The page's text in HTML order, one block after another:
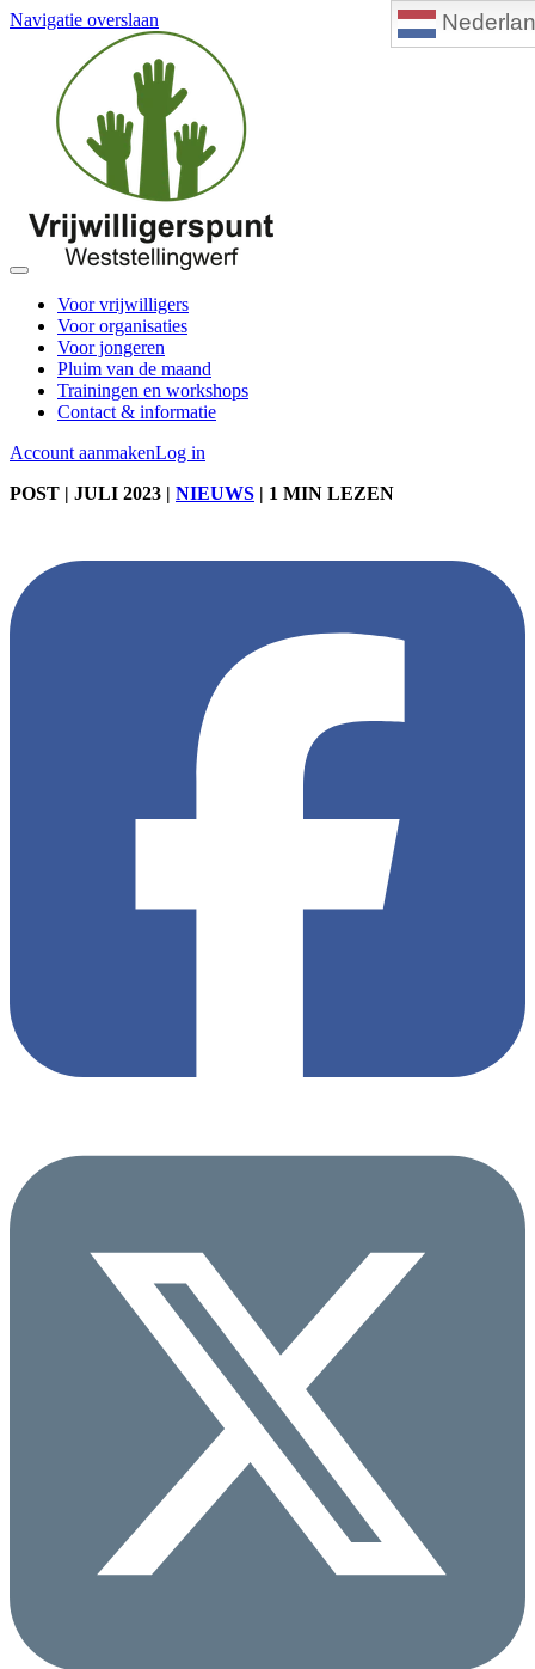
Navigatie overslaan
Voor vrijwilligers
Voor organisaties
Voor jongeren
Pluim van de maand
Trainingen en workshops
Contact & informatie
Account aanmakenLog in
POST | JULI 2023 | NIEUWS | 1 MIN LEZEN